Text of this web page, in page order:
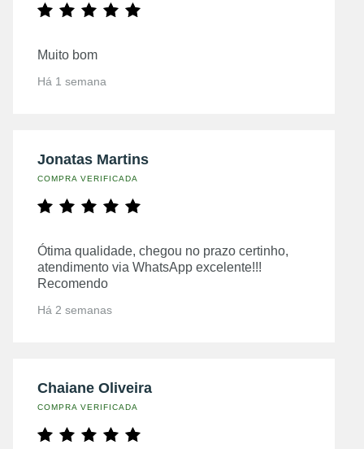
Muito bom
Há 1 semana
Jonatas Martins
COMPRA VERIFICADA
Ótima qualidade, chegou no prazo certinho,
atendimento via WhatsApp excelente!!!
Recomendo
Há 2 semanas
Chaiane Oliveira
COMPRA VERIFICADA